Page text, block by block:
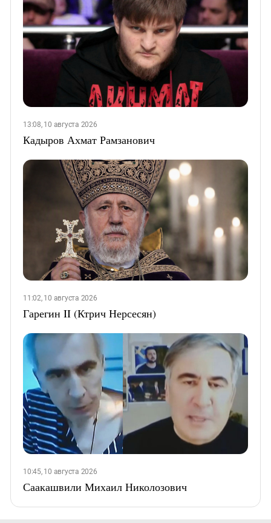
13:08, 10 августа 2026
Кадыров Ахмат Рамзанович
11:02, 10 августа 2026
Гарегин II (Ктрич Нерсесян)
10:45, 10 августа 2026
Саакашвили Михаил Николозович